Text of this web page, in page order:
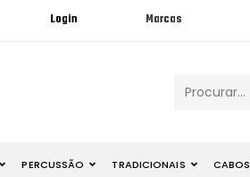
Login Marcas
Procurar...
PERCUSSÃO TRADICIONAIS CABOS